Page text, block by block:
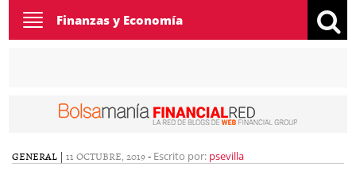
Toggle
navigation
Finanzas y Economía
GENERAL | 11 OCTUBRE, 2019- Escrito por: psevilla